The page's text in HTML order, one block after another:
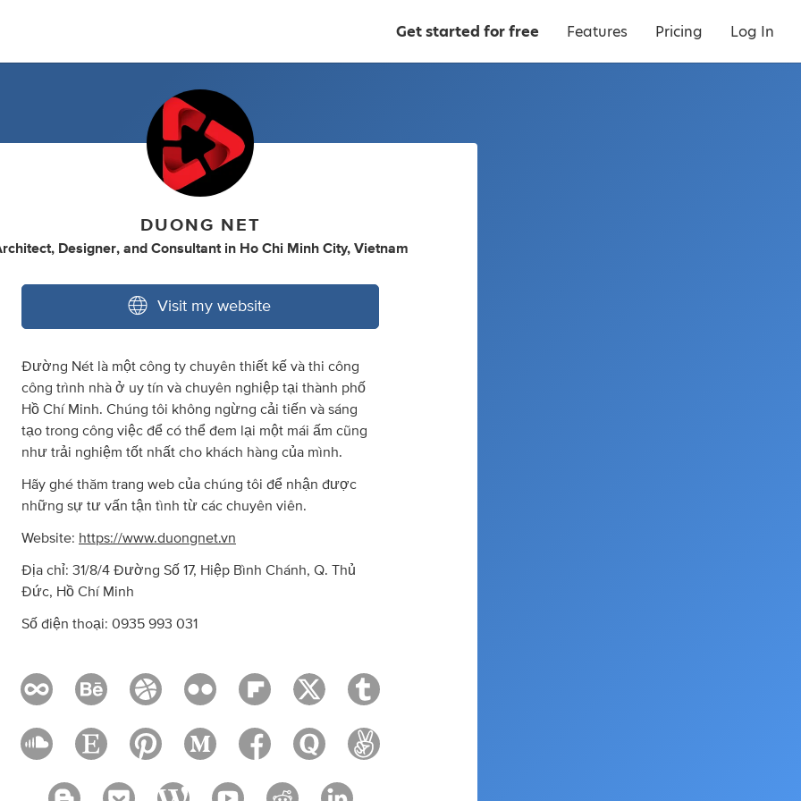
Get started for free Features Pricing Log In
DUONG NET
, Designer, and Consultant in Ho Chi Minh City, Vietnam
Visit my website
Đường Nét là một công ty chuyên thiết kế và thi công
công trình nhà ở uy tín và chuyên nghiệp tại thành phố
Hồ Chí Minh. Chúng tôi không ngừng cải tiến và sáng
tạo trong công việc để có thể đem lại một mái ấm cũng
như trải nghiệm tốt nhất cho khách hàng của mình.
Hãy ghé thăm trang web của chúng tôi để nhận được
những sự tư vấn tận tình từ các chuyên viên.
Website: https://www.duongnet.vn
Địa chỉ: 31/8/4 Đường Số 17, Hiệp Bình Chánh, Q. Thủ
Đức, Hồ Chí Minh
Số điện thoại: 0935 993 031